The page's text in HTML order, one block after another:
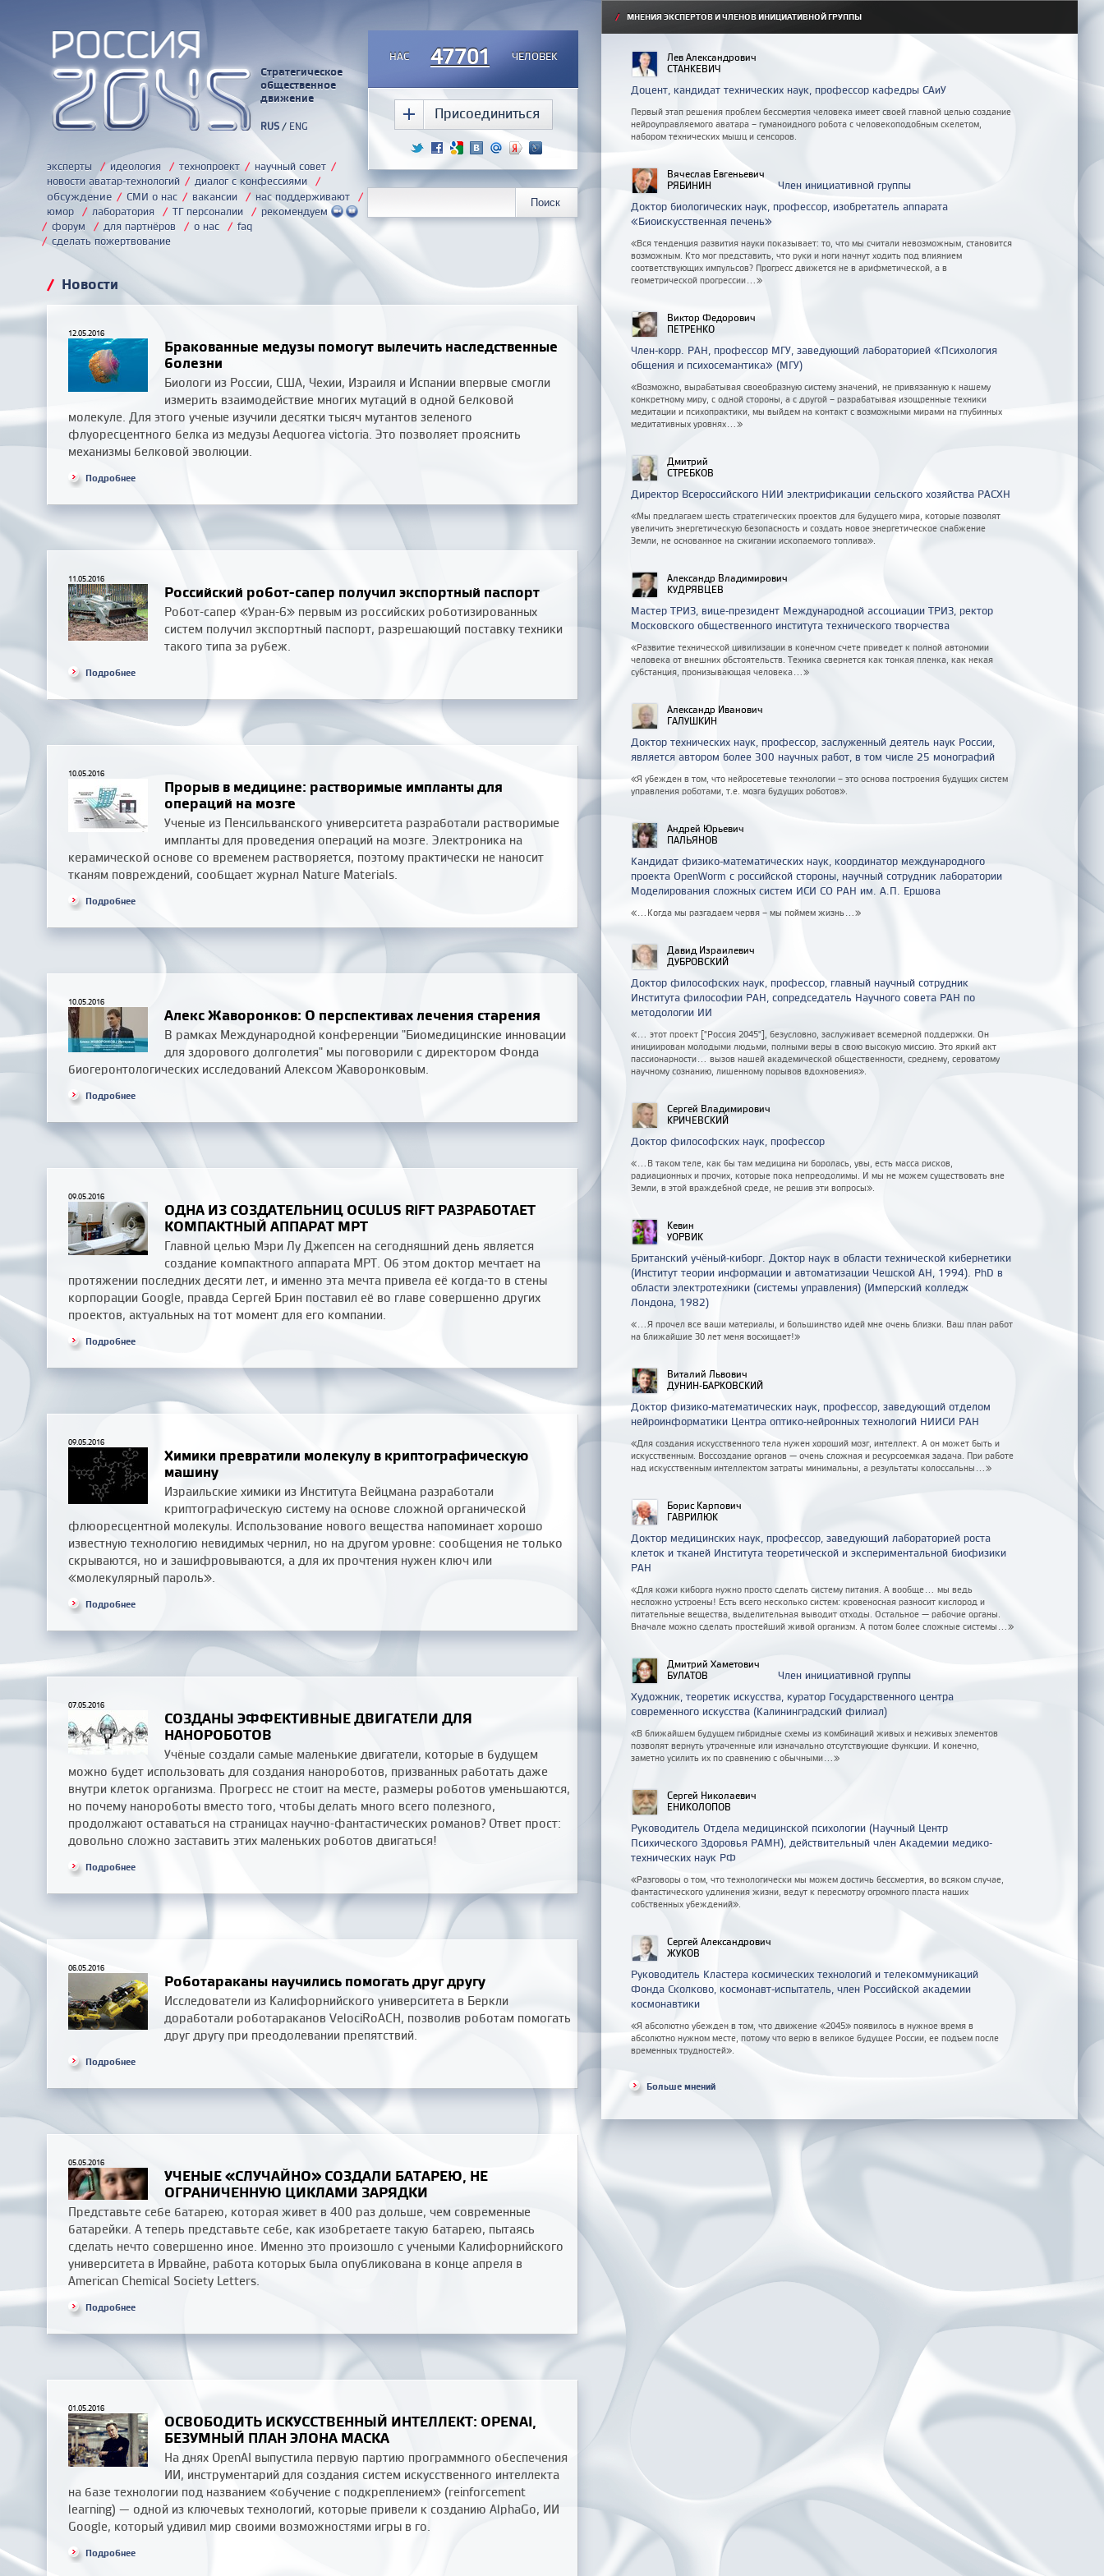
Стратегическое
общественное
движение
RUS/ ENG
НАС 47701 ЧЕЛОВЕК
Присоединиться
эксперты / идеология / технопроект / научный совет /
новости аватар-технологий / диалог с конфессиями /
обсуждение / СМИ о нас / вакансии / нас поддерживают /
юмор / лаборатория / ТГ персоналии / рекомендуем
/ форум / для партнёров / о нас / faq
/ сделать пожертвование
/ Новости
12.05.2016
Бракованные медузы помогут вылечить наследственные
болезни
Биологи из России, США, Чехии, Израиля и Испании впервые смогли
измерить взаимодействие многих мутаций в одной белковой
молекуле. Для этого ученые изучили десятки тысяч мутантов зеленого
флуоресцентного белка из медузы Aequorea victoria. Это позволяет прояснить
механизмы белковой эволюции.
Подробнее
11.05.2016
Российский робот-сапер получил экспортный паспорт
Робот-сапер «Уран-6» первым из российских роботизированных
систем получил экспортный паспорт, разрешающий поставку техники
такого типа за рубеж.
Подробнее
10.05.2016
Прорыв в медицине: растворимые импланты для
операций на мозге
Ученые из Пенсильванского университета разработали растворимые
импланты для проведения операций на мозге. Электроника на
керамической основе со временем растворяется, поэтому практически не наносит
тканям повреждений, сообщает журнал Nature Materials.
Подробнее
10.05.2016
Алекс Жаворонков: О перспективах лечения старения
В рамках Международной конференции "Биомедицинские инновации
для здорового долголетия" мы поговорили с директором Фонда
биогеронтологических исследований Алексом Жаворонковым.
Подробнее
09.05.2016
ОДНА ИЗ СОЗДАТЕЛЬНИЦ OCULUS RIFT РАЗРАБОТАЕТ
КОМПАКТНЫЙ АППАРАТ МРТ
Главной целью Мэри Лу Джепсен на сегодняшний день является
создание компактного аппарата МРТ. Об этом доктор мечтает на
протяжении последних десяти лет, и именно эта мечта привела её когда-то в стены
корпорации Google, правда Сергей Брин поставил её во главе совершенно других
проектов, актуальных на тот момент для его компании.
Подробнее
09.05.2016
Химики превратили молекулу в криптографическую
машину
Израильские химики из Института Вейцмана разработали
криптографическую систему на основе сложной органической
флюоресцентной молекулы. Использование нового вещества напоминает хорошо
известную технологию невидимых чернил, но на другом уровне: сообщения не только
скрываются, но и зашифровываются, а для их прочтения нужен ключ или
«молекулярный пароль».
Подробнее
07.05.2016
СОЗДАНЫ ЭФФЕКТИВНЫЕ ДВИГАТЕЛИ ДЛЯ
НАНОРОБОТОВ
Учёные создали самые маленькие двигатели, которые в будущем
можно будет использовать для создания нанороботов, призванных работать даже
внутри клеток организма. Прогресс не стоит на месте, размеры роботов уменьшаются,
но почему нанороботы вместо того, чтобы делать много всего полезного,
продолжают оставаться на страницах научно-фантастических романов? Ответ прост:
довольно сложно заставить этих маленьких роботов двигаться!
Подробнее
06.05.2016
Роботараканы научились помогать друг другу
Исследователи из Калифорнийского университета в Беркли
доработали роботараканов VelociRoACH, позволив роботам помогать
друг другу при преодолевании препятствий.
Подробнее
05.05.2016
УЧЕНЫЕ «СЛУЧАЙНО» СОЗДАЛИ БАТАРЕЮ, НЕ
ОГРАНИЧЕННУЮ ЦИКЛАМИ ЗАРЯДКИ
Представьте себе батарею, которая живет в 400 раз дольше, чем современные
батарейки. А теперь представьте себе, как изобретаете такую батарею, пытаясь
сделать нечто совершенно иное. Именно это произошло с учеными Калифорнийского
университета в Ирвайне, работа которых была опубликована в конце апреля в
American Chemical Society Letters.
Подробнее
01.05.2016
ОСВОБОДИТЬ ИСКУССТВЕННЫЙ ИНТЕЛЛЕКТ: OPENAI,
БЕЗУМНЫЙ ПЛАН ЭЛОНА МАСКА
На днях OpenAI выпустила первую партию программного обеспечения
ИИ, инструментарий для создания систем искусственного интеллекта
на базе технологии под названием «обучение с подкреплением» (reinforcement
learning) — одной из ключевых технологий, которые привели к созданию AlphaGo, ИИ
Google, который удивил мир своими возможностями игры в го.
Подробнее
/ МНЕНИЯ ЭКСПЕРТОВ И ЧЛЕНОВ ИНИЦИАТИВНОЙ ГРУППЫ
Лев Александрович
СТАНКЕВИЧ
Доцент, кандидат технических наук, профессор кафедры САиУ
Первый этап решения проблем бессмертия человека имеет своей главной целью создание
нейроуправляемого аватара – гуманоидного робота с человекоподобным скелетом,
набором технических мышц и сенсоров.
Вячеслав Евгеньевич
РЯБИНИН
Член инициативной группы
Доктор биологических наук, профессор, изобретатель аппарата
«Биоискусственная печень»
«Вся тенденция развития науки показывает: то, что мы считали невозможным, становится
возможным. Кто мог представить, что руки и ноги начнут ходить под влиянием
соответствующих импульсов? Прогресс движется не в арифметической, а в
геометрической прогрессии...»
Виктор Федорович
ПЕТРЕНКО
Член-корр. РАН, профессор МГУ, заведующий лабораторией «Психология
общения и психосемантика» (МГУ)
«Возможно, вырабатывая своеобразную систему значений, не привязанную к нашему
конкретному миру, с одной стороны, а с другой – разрабатывая изощренные техники
медитации и психопрактики, мы выйдем на контакт с возможными мирами на глубинных
медитативных уровнях...»
Дмитрий
СТРЕБКОВ
Директор Всероссийского НИИ электрификации сельского хозяйства РАСХН
«Мы предлагаем шесть стратегических проектов для будущего мира, которые позволят
увеличить энергетическую безопасность и создать новое энергетическое снабжение
Земли, не основанное на сжигании ископаемого топлива».
Александр Владимирович
КУДРЯВЦЕВ
Мастер ТРИЗ, вице-президент Международной ассоциации ТРИЗ, ректор
Московского общественного института технического творчества
«Развитие технической цивилизации в конечном счете приведет к полной автономии
человека от внешних обстоятельств. Техника свернется как тонкая пленка, как некая
субстанция, пронизывающая человека...»
Александр Иванович
ГАЛУШКИН
Доктор технических наук, профессор, заслуженный деятель наук России,
является автором более 300 научных работ, в том числе 25 монографий
«Я убежден в том, что нейросетевые технологии – это основа построения будущих систем
управления роботами, т.е. мозга будущих роботов».
Андрей Юрьевич
ПАЛЬЯНОВ
Кандидат физико-математических наук, координатор международного
проекта OpenWorm с российской стороны, научный сотрудник лаборатории
Моделирования сложных систем ИСИ СО РАН им. А.П. Ершова
«...Когда мы разгадаем червя – мы поймем жизнь...»
Давид Израилевич
ДУБРОВСКИЙ
Доктор философских наук, профессор, главный научный сотрудник
Института философии РАН, сопредседатель Научного совета РАН по
методологии ИИ
«... этот проект ["Россия 2045"], безусловно, заслуживает всемерной поддержки. Он
инициирован молодыми людьми, полными веры в свою высокую миссию. Это яркий акт
пассионарности... вызов нашей академической общественности, среднему, сероватому
научному сознанию, лишенному порывов вдохновения».
Сергей Владимирович
КРИЧЕВСКИЙ
Доктор философских наук, профессор
«...В таком теле, как бы там медицина ни боролась, увы, есть масса рисков,
радиационных и прочих, которые пока непреодолимы. И мы не можем существовать вне
Земли, в этой враждебной среде, не решив эти вопросы».
Кевин
УОРВИК
Британский учёный-киборг. Доктор наук в области технической кибернетики
(Институт теории информации и автоматизации Чешской АН, 1994). PhD в
области электротехники (системы управления) (Имперский колледж
Лондона, 1982)
«...Я прочел все ваши материалы, и большинство идей мне очень близки. Ваш план работ
на ближайшие 30 лет меня восхищает!»
Виталий Львович
ДУНИН-БАРКОВСКИЙ
Доктор физико-математических наук, профессор, заведующий отделом
нейроинформатики Центра оптико-нейронных технологий НИИСИ РАН
«Для создания искусственного тела нужен хороший мозг, интеллект. А он может быть и
искусственным. Воссоздание органов — очень сложная и ресурсоемкая задача. При работе
над искусственным интеллектом затраты минимальны, а результаты колоссальны...»
Борис Карпович
ГАВРИЛЮК
Доктор медицинских наук, профессор, заведующий лабораторией роста
клеток и тканей Института теоретической и экспериментальной биофизики
РАН
«Для кожи киборга нужно просто сделать систему питания. А вообще... мы ведь
несложно устроены! Есть всего несколько систем: кровеносная разносит кислород и
питательные вещества, выделительная выводит отходы. Остальное — рабочие органы.
Вначале можно сделать простейший живой организм. А потом более сложные системы...»
Дмитрий Хаметович
БУЛАТОВ
Член инициативной группы
Художник, теоретик искусства, куратор Государственного центра
современного искусства (Калининградский филиал)
«В ближайшем будущем гибридные схемы из комбинаций живых и неживых элементов
позволят вернуть утраченные или изначально отсутствующие функции. И конечно,
заметно усилить их по сравнению с обычными...»
Сергей Николаевич
ЕНИКОЛОПОВ
Руководитель Отдела медицинской психологии (Научный Центр
Психического Здоровья РАМН), действительный член Академии медико-
технических наук РФ
«Разговоры о том, что технологически мы можем достичь бессмертия, во всяком случае,
фантастического удлинения жизни, ведут к пересмотру огромного пласта наших
собственных убеждений».
Сергей Александрович
ЖУКОВ
Руководитель Кластера космических технологий и телекоммуникаций
Фонда Сколково, космонавт-испытатель, член Российской академии
космонавтики
«Я абсолютно убежден в том, что движение «2045» появилось в нужное время в
абсолютно нужном месте, потому что верю в великое будущее России, ее подъем после
временных трудностей».
Больше мнений